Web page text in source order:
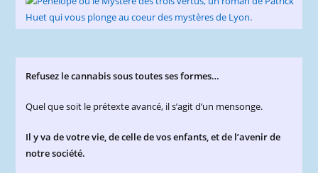
Refusez le cannabis sous toutes ses formes…
Quel que soit le prétexte avancé, il s’agit d’un mensonge.
Il y va de votre vie, de celle de vos enfants, et de l’avenir de
notre société.